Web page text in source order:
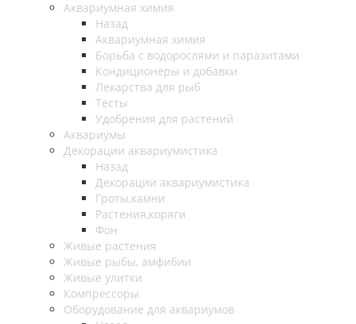
Аквариумная химия
Назад
Аквариумная химия
Борьба с водорослями и паразитами
Кондиционеры и добавки
Лекарства для рыб
Тесты
Удобрения для растений
Аквариумы
Декорации аквариумистика
Назад
Декорации аквариумистика
Гроты,камни
Растения,коряги
Фон
Живые растения
Живые рыбы, амфибии
Живые улитки
Компрессоры
Оборудование для аквариумов